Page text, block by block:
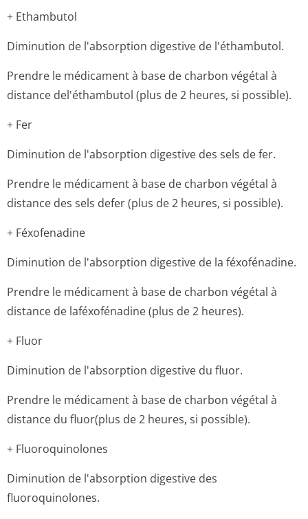
+ Ethambutol
Diminution de l'absorption digestive de l'éthambutol.
Prendre le médicament à base de charbon végétal à
distance del'éthambutol (plus de 2 heures, si possible).
+ Fer
Diminution de l'absorption digestive des sels de fer.
Prendre le médicament à base de charbon végétal à
distance des sels defer (plus de 2 heures, si possible).
+ Féxofenadine
Diminution de l'absorption digestive de la féxofénadine.
Prendre le médicament à base de charbon végétal à
distance de laféxofénadine (plus de 2 heures).
+ Fluor
Diminution de l'absorption digestive du fluor.
Prendre le médicament à base de charbon végétal à
distance du fluor(plus de 2 heures, si possible).
+ Fluoroquinolones
Diminution de l'absorption digestive des
fluoroquinolones.